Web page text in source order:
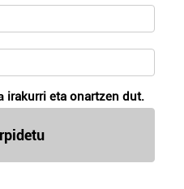
irakurri eta onartzen dut.